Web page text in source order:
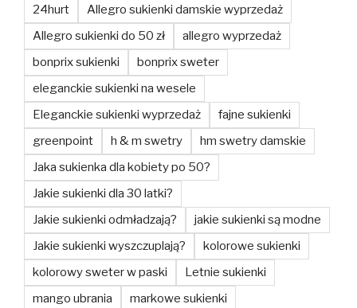
24hurt
Allegro sukienki damskie wyprzedaż
Allegro sukienki do 50 zł
allegro wyprzedaż
bonprix sukienki
bonprix sweter
eleganckie sukienki na wesele
Eleganckie sukienki wyprzedaż
fajne sukienki
greenpoint
h & m swetry
hm swetry damskie
Jaka sukienka dla kobiety po 50?
Jakie sukienki dla 30 latki?
Jakie sukienki odmładzają?
jakie sukienki są modne
Jakie sukienki wyszczuplają?
kolorowe sukienki
kolorowy sweter w paski
Letnie sukienki
mango ubrania
markowe sukienki